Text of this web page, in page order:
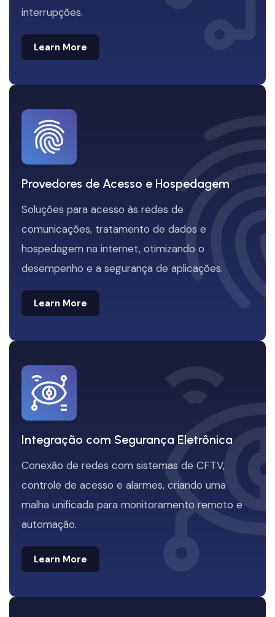
interrupções.
Learn More
Learn More
Provedores de Acesso e Hospedagem
Soluções para acesso às redes de
comunicações, tratamento de dados e
hospedagem na internet, otimizando o
desempenho e a segurança de aplicações.
Learn More
Learn More
Integração com Segurança Eletrônica
Conexão de redes com sistemas de CFTV,
controle de acesso e alarmes, criando uma
malha unificada para monitoramento remoto e
automação.
Learn More
Learn More